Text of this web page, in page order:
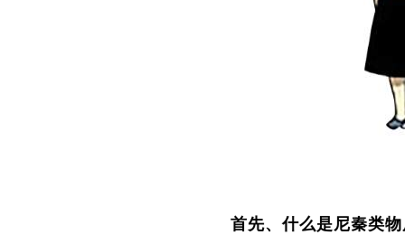
首先、什么是尼秦类